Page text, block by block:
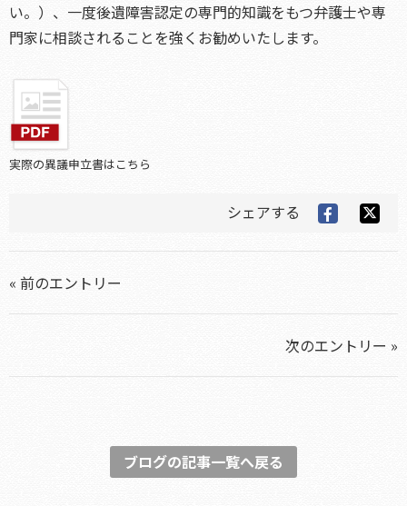
い。）、一度後遺障害認定の専門的知識をもつ弁護士や専
門家に相談されることを強くお勧めいたします。
実際の異議申立書はこちら
シェアする
« 前のエントリー
次のエントリー »
ブログの記事一覧へ戻る